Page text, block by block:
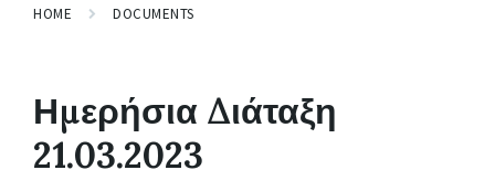
HOME DOCUMENTS
Ημερήσια Διάταξη
21.03.2023